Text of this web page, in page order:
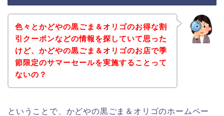
色々とかどやの黒ごま＆オリゴのお得な割
引クーポンなどの情報を探していて思った
けど、かどやの黒ごま＆オリゴのお店で季
節限定のサマーセールを実施することって
ないの？
ということで、かどやの黒ごま＆オリゴのホームペー